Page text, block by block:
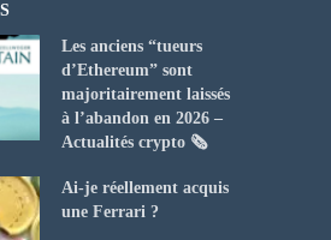
Les anciens “tueurs
d’Ethereum” sont
majoritairement laissés
à l’abandon en 2026 –
Actualités crypto 🗞️
Ai-je réellement acquis
une Ferrari ?